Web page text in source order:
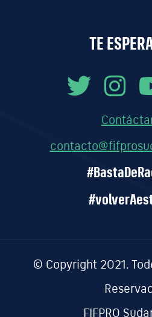
TE
© Copyright 2021.
FIFPRO